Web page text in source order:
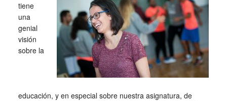
tiene
una
genial
visión
sobre la
educación, y en especial sobre nuestra asignatura, de